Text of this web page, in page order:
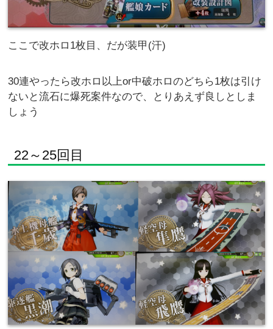
ここで改ホロ1枚目、だが装甲(汗)
30連やったら改ホロ以上or中破ホロのどちら1枚は引け
ないと流石に爆死案件なので、とりあえず良しとしま
しょう
22～25回目